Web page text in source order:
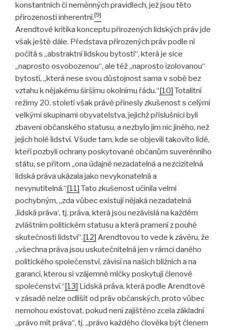
konstantních či neměnných pravidlech, jež jsou této
přirozenosti inherentní.[9]
Arendtové kritika konceptu přirozených lidských práv jde
však ještě dále. Představa přirozených práv podle ní
počítá s „abstraktní lidskou bytostí“, která je sice
„naprosto osvobozenou“, ale též „naprosto izolovanou“
bytostí, „která nese svou důstojnost sama v sobě bez
vztahu k nějakému širšímu okolnímu řádu.“[10] Totalitní
režimy 20. století však právě přinesly zkušenost s celými
velkými skupinami obyvatelstva, jejichž příslušníci byli
zbaveni občanského statusu, a nezbylo jim nic jiného, než
jejich holé lidství. Všude tam, kde se objevili takovíto lidé,
kteří pozbyli ochrany poskytované občanům suverénního
státu, se přitom „ona údajně nezadatelná a nezcizitelná
lidská práva ukázala jako nevykonatelná a
nevynutitelná.“[11] Tato zkušenost učinila velmi
pochybným, „zda vůbec existují nějaká nezadatelná
,lidská práva‘, tj. práva, která jsou nezávislá na každém
zvláštním politickém statusu a která pramení z pouhé
skutečnosti lidství“.[12] Arendtovou to vede k závěru, že
„všechna práva jsou uskutečnitelná jen v rámci daného
politického společenství, závisí na našich bližních a na
garanci, kterou si vzájemně mlčky poskytují členové
společenství.“[13] Lidská práva, která podle Arendtové
v zásadě nelze odlišit od práv občanských, proto vůbec
nemohou existovat, pokud není zajištěno zcela základní
„právo mít práva“, tj. „právo každého člověka být členem